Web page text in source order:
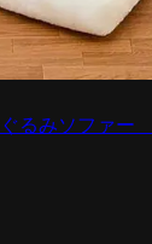
るみソファー